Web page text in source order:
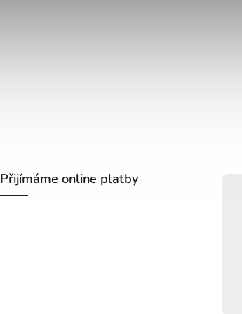
Přijímáme online platby